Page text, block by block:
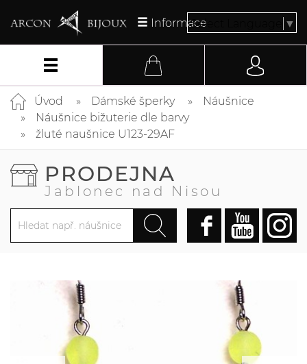
InformaceSelect Language ▼
Úvod Dámské šperky
Náušnice
Náušnice bižuterie dle barvy
žluté naušnice U123-29AF
PRODEJNA
Jablonec nad Nisou